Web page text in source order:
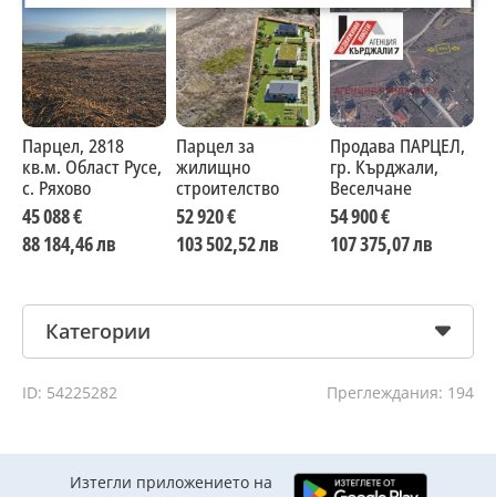
Парцел, 2818
кв.м. Област Русе,
с. Ряхово
45 088 €
88 184,46 лв
Парцел за
жилищно
строителство
52 920 €
103 502,52 лв
Продава ПАРЦЕЛ,
гр. Кърджали,
Веселчане
54 900 €
107 375,07 лв
Категории
ID: 54225282 Преглеждания: 194
Изтегли приложението на